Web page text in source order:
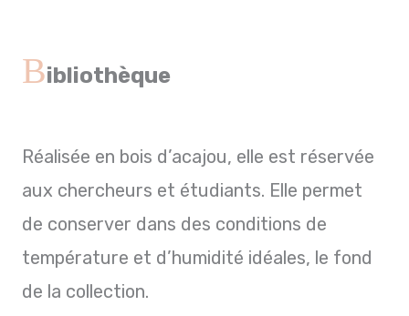
Bibliothèque
Réalisée en bois d’acajou, elle est réservée
aux chercheurs et étudiants. Elle permet
de conserver dans des conditions de
température et d’humidité idéales, le fond
de la collection.